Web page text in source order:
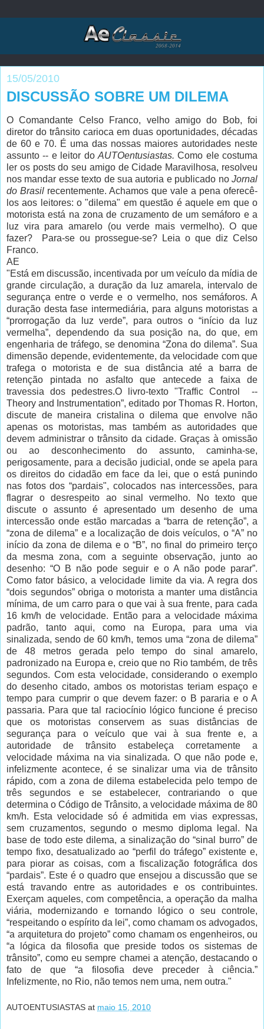
15/05/2010
DISCUSSÃO SOBRE UM DILEMA
O Comandante Celso Franco, velho amigo do Bob, foi
diretor do trânsito carioca em duas oportunidades, décadas
de 60 e 70. É uma das nossas maiores autoridades neste
assunto -- e leitor do AUTOentusiastas. Como ele costuma
ler os posts do seu amigo de Cidade Maravilhosa, resolveu
nos mandar esse texto de sua autoria e publicado no Jornal
do Brasil recentemente. Achamos que vale a pena oferecê-
los aos leitores: o "dilema" em questão é aquele em que o
motorista está na zona de cruzamento de um semáforo e a
luz vira para amarelo (ou verde mais vermelho). O que
fazer? Para-se ou prossegue-se? Leia o que diz Celso
Franco.
AE
"Está em discussão, incentivada por um veículo da mídia de
grande circulação, a duração da luz amarela, intervalo de
segurança entre o verde e o vermelho, nos semáforos. A
duração desta fase intermediária, para alguns motoristas a
“prorrogação da luz verde”, para outros o “início da luz
vermelha”, dependendo da sua posição na, do que, em
engenharia de tráfego, se denomina “Zona do dilema”. Sua
dimensão depende, evidentemente, da velocidade com que
trafega o motorista e de sua distância até a barra de
retenção pintada no asfalto que antecede a faixa de
travessia dos pedestres.O livro-texto "Traffic Control --
Theory and Instrumentation”, editado por Thomas R. Horton,
discute de maneira cristalina o dilema que envolve não
apenas os motoristas, mas também as autoridades que
devem administrar o trânsito da cidade. Graças à omissão
ou ao desconhecimento do assunto, caminha-se,
perigosamente, para a decisão judicial, onde se apela para
os direitos do cidadão em face da lei, que o está punindo
nas fotos dos “pardais", colocados nas intercessões, para
flagrar o desrespeito ao sinal vermelho. No texto que
discute o assunto é apresentado um desenho de uma
intercessão onde estão marcadas a “barra de retenção”, a
“zona de dilema” e a localização de dois veículos, o “A” no
início da zona de dilema e o “B”, no final do primeiro terço
da mesma zona, com a seguinte observação, junto ao
desenho: “O B não pode seguir e o A não pode parar”.
Como fator básico, a velocidade limite da via. A regra dos
“dois segundos” obriga o motorista a manter uma distância
mínima, de um carro para o que vai à sua frente, para cada
16 km/h de velocidade. Então para a velocidade máxima
padrão, tanto aqui, como na Europa, para uma via
sinalizada, sendo de 60 km/h, temos uma “zona de dilema”
de 48 metros gerada pelo tempo do sinal amarelo,
padronizado na Europa e, creio que no Rio também, de três
segundos. Com esta velocidade, considerando o exemplo
do desenho citado, ambos os motoristas teriam espaço e
tempo para cumprir o que devem fazer: o B pararia e o A
passaria. Para que tal raciocínio lógico funcione é preciso
que os motoristas conservem as suas distâncias de
segurança para o veículo que vai à sua frente e, a
autoridade de trânsito estabeleça corretamente a
velocidade máxima na via sinalizada. O que não pode e,
infelizmente acontece, é se sinalizar uma via de trânsito
rápido, com a zona de dilema estabelecida pelo tempo de
três segundos e se estabelecer, contrariando o que
determina o Código de Trânsito, a velocidade máxima de 80
km/h. Esta velocidade só é admitida em vias expressas,
sem cruzamentos, segundo o mesmo diploma legal. Na
base de todo este dilema, a sinalização do “sinal burro” de
tempo fixo, desatualizado ao “perfil do tráfego” existente e,
para piorar as coisas, com a fiscalização fotográfica dos
“pardais”. Este é o quadro que ensejou a discussão que se
está travando entre as autoridades e os contribuintes.
Exerçam aqueles, com competência, a operação da malha
viária, modernizando e tornando lógico o seu controle,
“respeitando o espírito da lei”, como chamam os advogados,
“a arquitetura do projeto” como chamam os engenheiros, ou
“a lógica da filosofia que preside todos os sistemas de
trânsito”, como eu sempre chamei a atenção, destacando o
fato de que “a filosofia deve preceder à ciência.”
Infelizmente, no Rio, não temos nem uma, nem outra."
AUTOENTUSIASTAS at maio 15, 2010